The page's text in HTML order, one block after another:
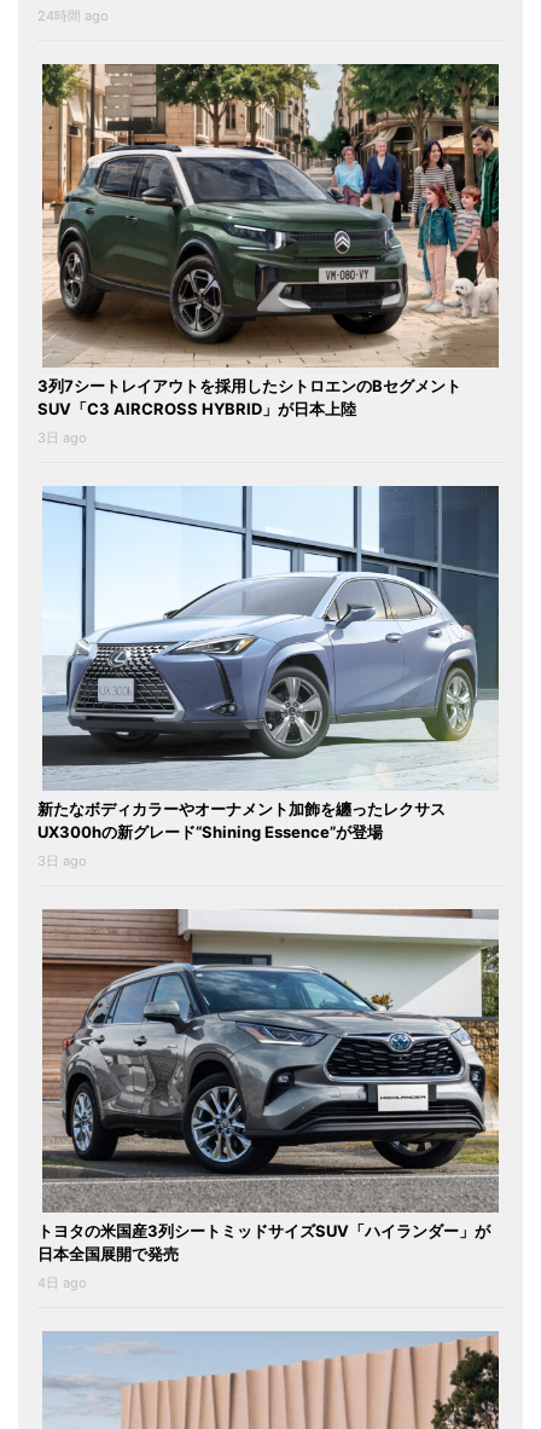
24時間 ago
3列7シートレイアウトを採用したシトロエンのBセグメント
SUV「C3 AIRCROSS HYBRID」が日本上陸
3日 ago
新たなボディカラーやオーナメント加飾を纏ったレクサス
UX300hの新グレード“Shining Essence”が登場
3日 ago
トヨタの米国産3列シートミッドサイズSUV「ハイランダー」が
日本全国展開で発売
4日 ago